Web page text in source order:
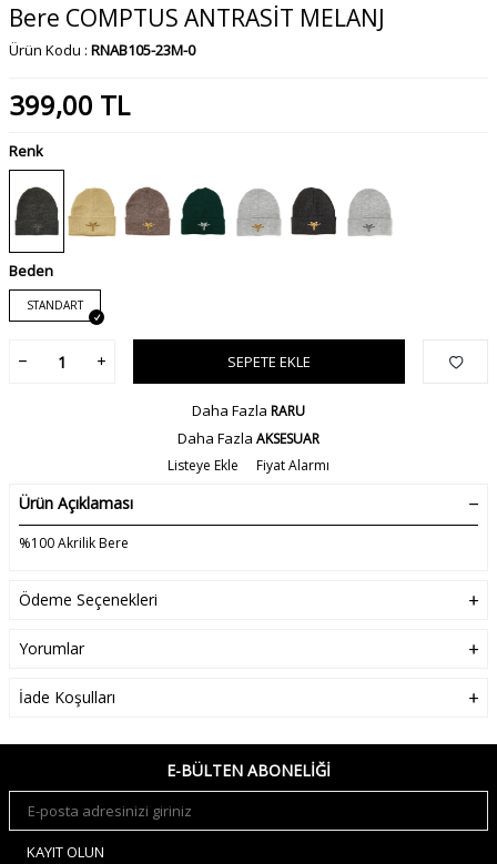
Bere COMPTUS ANTRASİT MELANJ
Ürün Kodu : RNAB105-23M-0
399,00 TL
Renk
Beden
STANDART
SEPETE EKLE
Daha Fazla RARU
Daha Fazla AKSESUAR
Listeye Ekle
Fiyat Alarmı
Ürün Açıklaması
%100 Akrilik Bere
Ödeme Seçenekleri
Yorumlar
İade Koşulları
E-BÜLTEN ABONELIĞI
KAYIT OLUN